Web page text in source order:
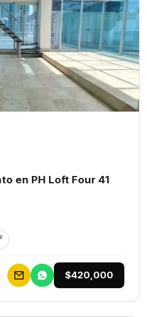
en PH Loft Four 41
$420,000